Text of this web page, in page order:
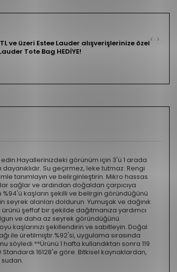
ve üzeri Estee Lauder alışverişlerinize özel
Tote Bag HEDİYE!
görünüm için 3'ü 1 arada
Su geçirmez, leke tutmaz. Rengi
tanımlayın ve belirginleştirin. Mikro hassas
sağlar ve ardından doğaldan çarpıcıya
kaşların şekilli ve belirgin göründüğünü
seyrek alanları doldurun. Yumuşak ve dağınık
şeffaf bir şekilde dağıtmanıza yardımcı
ve daha az seyrek göründüğünü
kaşlarınızı şekillendirin ve sabitleyin. Doğal
ile üretilmiştir.%92'si, uygulama sırasında
söyledi.**Ürünü 1 hafta kullandıktan sonra 119
16128'e göre. Bitkisel kaynaklardan,